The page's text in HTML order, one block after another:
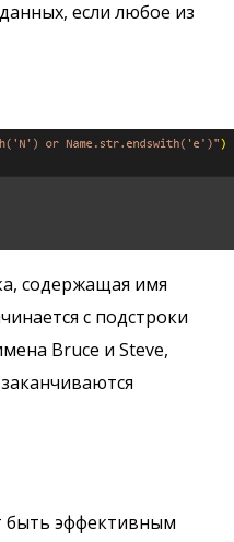
если любое из
содержащая имя
с подстроки
Bruce и Steve,
быть эффективным